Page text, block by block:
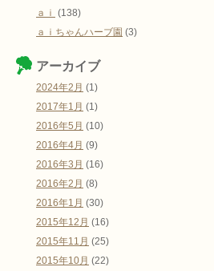
ａｉ (138)
ａｉちゃんハーブ園 (3)
アーカイブ
2024年2月 (1)
2017年1月 (1)
2016年5月 (10)
2016年4月 (9)
2016年3月 (16)
2016年2月 (8)
2016年1月 (30)
2015年12月 (16)
2015年11月 (25)
2015年10月 (22)